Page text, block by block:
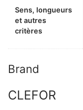
Sens, longueurs
et autres
critères
Brand
CLEFOR